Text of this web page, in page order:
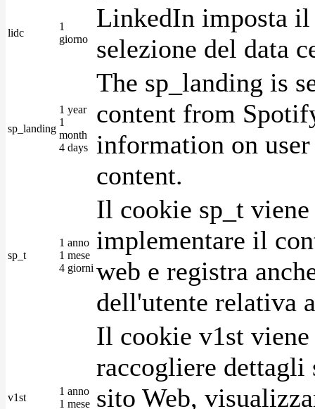
lidc
1
giorno
LinkedIn imposta
selezione del data
sp_landing
1 year
1
month
4 days
The sp_landing is
content from
information on
content.
sp_t
1 anno
1 mese
4 giorni
Il cookie sp_t
implementare il
web e registra
dell'utente relativa
v1st
1 anno
1 mese
Il cookie v1st
raccogliere
sito Web,